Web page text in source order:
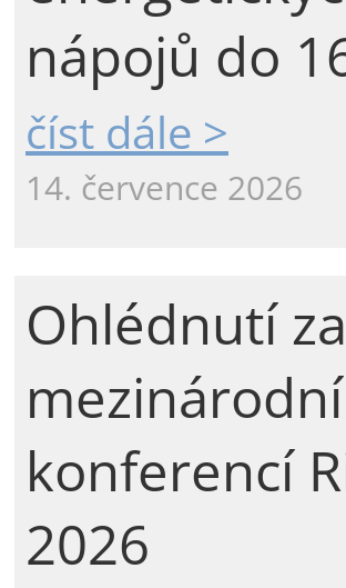
nápojů do
číst dále >
14. července 2026
Ohlédnutí za
mezinárodní
konferencí
2026